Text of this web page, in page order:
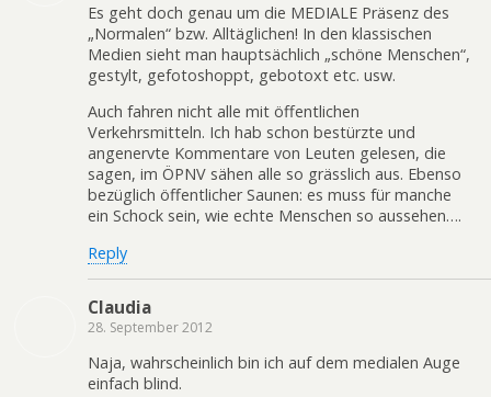
Es geht doch genau um die MEDIALE Präsenz des
„Normalen“ bzw. Alltäglichen! In den klassischen
Medien sieht man hauptsächlich „schöne Menschen“,
gestylt, gefotoshoppt, gebotoxt etc. usw.
Auch fahren nicht alle mit öffentlichen
Verkehrsmitteln. Ich hab schon bestürzte und
angenervte Kommentare von Leuten gelesen, die
sagen, im ÖPNV sähen alle so grässlich aus. Ebenso
bezüglich öffentlicher Saunen: es muss für manche
ein Schock sein, wie echte Menschen so aussehen….
Reply
Claudia
28. September 2012
Naja, wahrscheinlich bin ich auf dem medialen Auge
einfach blind.